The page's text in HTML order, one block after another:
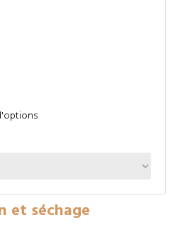
et séchage